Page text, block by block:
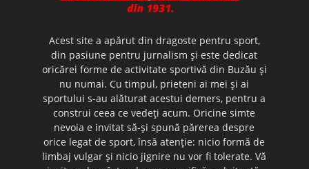
Acest site a apărut din dragoste pentru sport,
din pasiune pentru jurnalism şi este dedicat
oricărei forme de activitate sportivă din Buzău şi
nu numai. Cu timpul, prieteni ai mei şi ai
sportului s-au alăturat acestui demers, pentru a
construi ceea ce vedeţi acum. Oricine simte
nevoia e invitat să-şi spună părerea despre
orice legat de sport, însă atenţie: nicio formă de
limbaj vulgar şi nicio jignire nu vor fi tolerate. Vă